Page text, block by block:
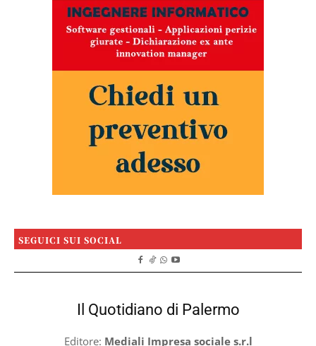
SEGUICI SUI SOCIAL
Il Quotidiano di Palermo
Editore: Mediali Impresa sociale s.r.l